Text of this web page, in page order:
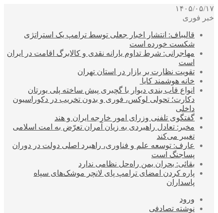
۱۴۰۵/۰۵/۱۷
خبر فوری
قالیباف: انتشار اخبار جعلی توسط ترامپ یک استراتژی
شکست خورده است
مهاجرانی: شرط تداوم یارانه نقدی و کالابرگ اقامت در ایران
است
تقویت نظارت بر بازار در استان تهران
خانه هوشمند کایا
انواع قاب بندی دیوار با گچبری پیش ساخته پلی یورتان
دکارت؛ تحولی لوکس، فوری و بدون تخریب در دکوراسیون
داخلی
گفتگوی تلفنی وزرای امور خارجه ایران و هند
مخبر: تعادل راهبردی به زیان آمران تعرّض به امت اسلامی
تغییر می‌کند
عارف: توسعه علم و فناوری، راهبرد اصلی دولت در دوران
پساجنگ است
بقائی: بحران یمن راه‌حل نظامی ندارد
پاره کردن امضای ترامپ پای لانچر موشک‌های سپاه
پاسداران
ورود
نوشته تصادفی